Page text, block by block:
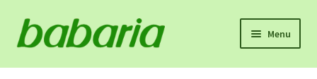
Skip
to
Skip
to
Menu
Home